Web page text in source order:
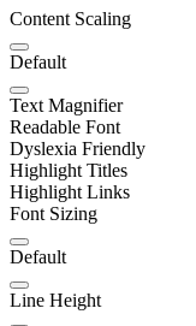
Content Scaling
Default
Text Magnifier
Readable Font
Dyslexia Friendly
Highlight Titles
Highlight Links
Font Sizing
Default
Line Height